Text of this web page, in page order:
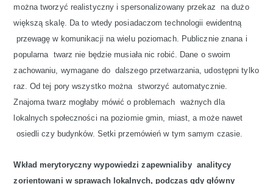
można tworzyć realistyczny i spersonalizowany przekaz na dużo
większą skalę. Da to wtedy posiadaczom technologii ewidentną
przewagę w komunikacji na wielu poziomach. Publicznie znana i
popularna twarz nie będzie musiała nic robić. Dane o swoim
zachowaniu, wymagane do dalszego przetwarzania, udostępni tylko
raz. Od tej pory wszystko można stworzyć automatycznie.
Znajoma twarz mogłaby mówić o problemach ważnych dla
lokalnych społeczności na poziomie gmin, miast, a może nawet
osiedli czy budynków. Setki przemówień w tym samym czasie.
Wkład merytoryczny wypowiedzi zapewnialiby analitycy
zorientowani w sprawach lokalnych, podczas gdy główny